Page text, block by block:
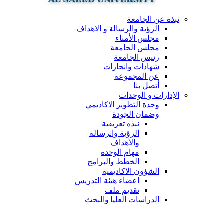
نبذه عن الجامعة
الرؤية والرسالة و الاهداف
مجلس الأمناء
مجلس الجامعة
رئيس الجامعة
شهادات وانجازات
عن المجموعة
أتصل بنا
الإدارات و الوحدات
وحدة التطوير الاكاديمي
وضمان الجودة
نبذه تعريفية
الرؤية والرسالة
والأهداف
مهام الوحدة
الخطط والبرامج
الشؤون الاكاديمية
اعضاء هيئة التدريس
تقديم ملف
الدراسات العليا والبحث